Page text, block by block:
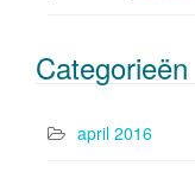
Categorieën
april 2016